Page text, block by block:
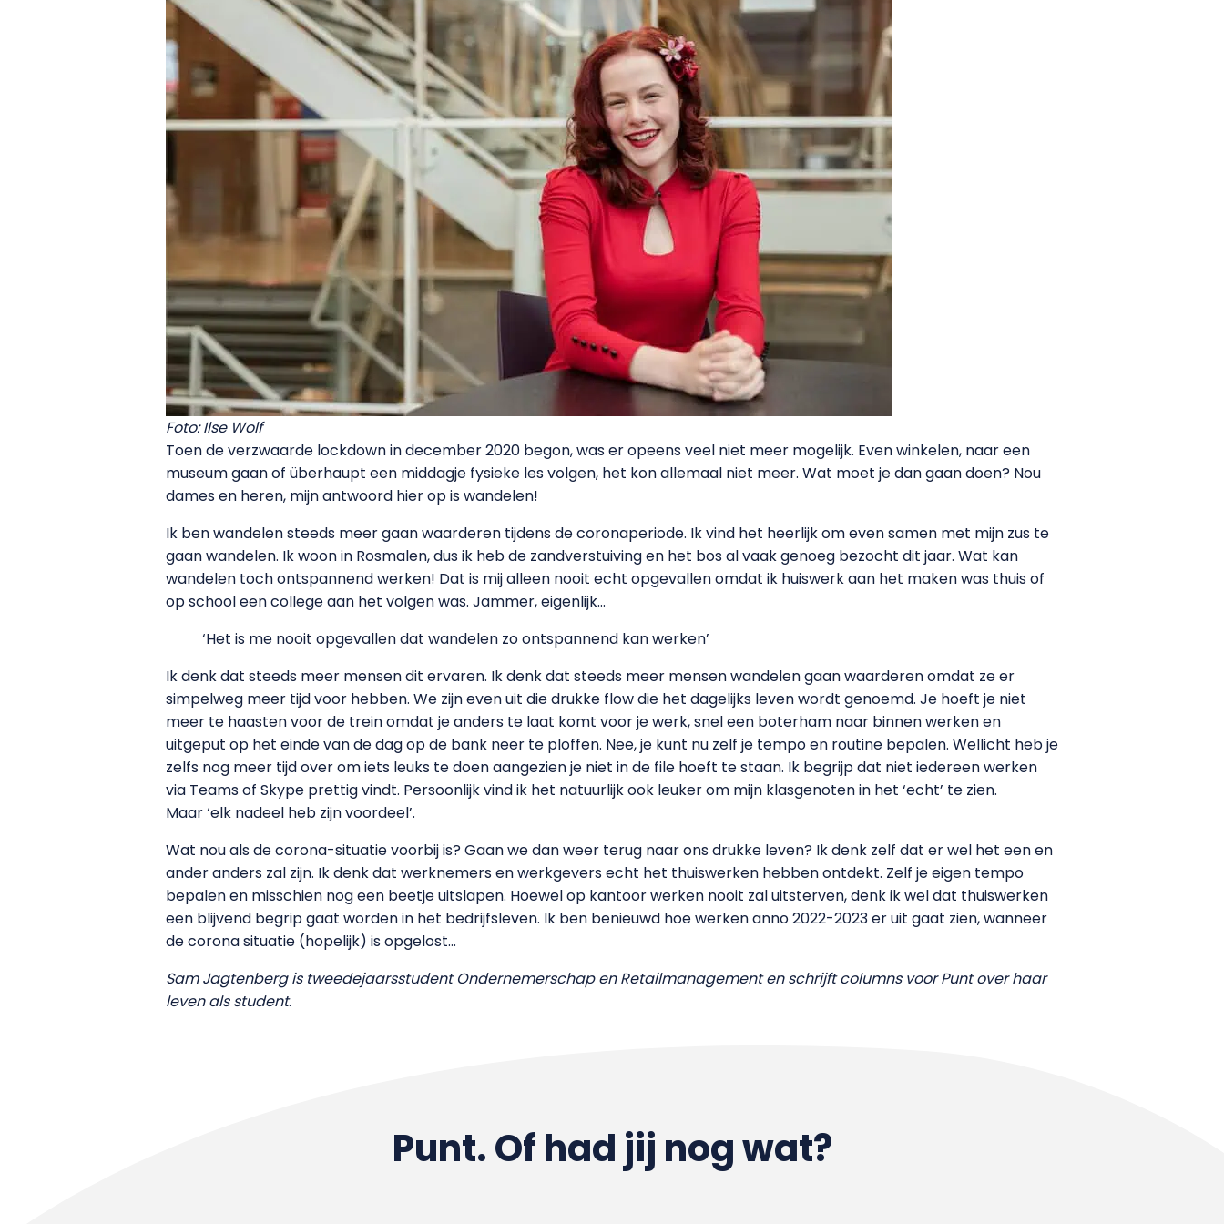
Foto: Ilse Wolf
Toen de verzwaarde lockdown in december 2020 begon, was er opeens veel niet meer mogelijk. Even winkelen, naar een
museum gaan of überhaupt een middagje fysieke les volgen, het kon allemaal niet meer. Wat moet je dan gaan doen? Nou
dames en heren, mijn antwoord hier op is wandelen!
Ik ben wandelen steeds meer gaan waarderen tijdens de coronaperiode. Ik vind het heerlijk om even samen met mijn zus te
gaan wandelen. Ik woon in Rosmalen, dus ik heb de zandverstuiving en het bos al vaak genoeg bezocht dit jaar. Wat kan
wandelen toch ontspannend werken! Dat is mij alleen nooit echt opgevallen omdat ik huiswerk aan het maken was thuis of
op school een college aan het volgen was. Jammer, eigenlijk…
‘Het is me nooit opgevallen dat wandelen zo ontspannend kan werken’
Ik denk dat steeds meer mensen dit ervaren. Ik denk dat steeds meer mensen wandelen gaan waarderen omdat ze er
simpelweg meer tijd voor hebben. We zijn even uit die drukke flow die het dagelijks leven wordt genoemd. Je hoeft je niet
meer te haasten voor de trein omdat je anders te laat komt voor je werk, snel een boterham naar binnen werken en
uitgeput op het einde van de dag op de bank neer te ploffen. Nee, je kunt nu zelf je tempo en routine bepalen. Wellicht heb je
zelfs nog meer tijd over om iets leuks te doen aangezien je niet in de file hoeft te staan. Ik begrijp dat niet iedereen werken
via Teams of Skype prettig vindt. Persoonlijk vind ik het natuurlijk ook leuker om mijn klasgenoten in het ‘echt’ te zien.
Maar ‘elk nadeel heb zijn voordeel’.
Wat nou als de corona-situatie voorbij is? Gaan we dan weer terug naar ons drukke leven? Ik denk zelf dat er wel het een en
ander anders zal zijn. Ik denk dat werknemers en werkgevers echt het thuiswerken hebben ontdekt. Zelf je eigen tempo
bepalen en misschien nog een beetje uitslapen. Hoewel op kantoor werken nooit zal uitsterven, denk ik wel dat thuiswerken
een blijvend begrip gaat worden in het bedrijfsleven. Ik ben benieuwd hoe werken anno 2022-2023 er uit gaat zien, wanneer
de corona situatie (hopelijk) is opgelost…
Sam Jagtenberg is tweedejaarsstudent Ondernemerschap en Retailmanagement en schrijft columns voor Punt over haar
leven als student.
Punt. Of had jij nog wat?